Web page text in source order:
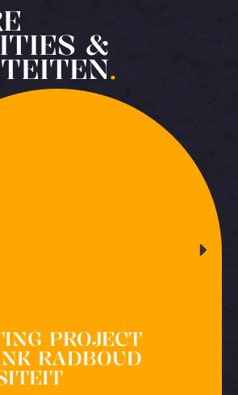
&
.
PROJECT
RADBOUD